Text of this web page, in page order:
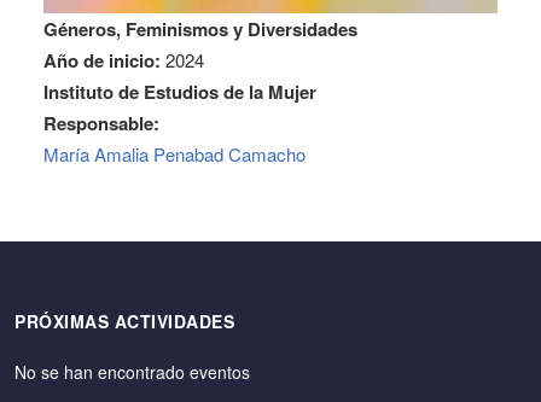
Géneros, Feminismos y Diversidades
Año de inicio: 2024
Instituto de Estudios de la Mujer
Responsable:
María Amalia Penabad Camacho
PRÓXIMAS ACTIVIDADES
No se han encontrado eventos